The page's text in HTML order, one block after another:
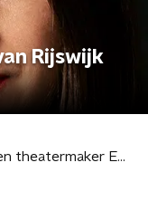
Rijswijk
Politiek columniste en theatermaker Eveline van Rijswijk (2)